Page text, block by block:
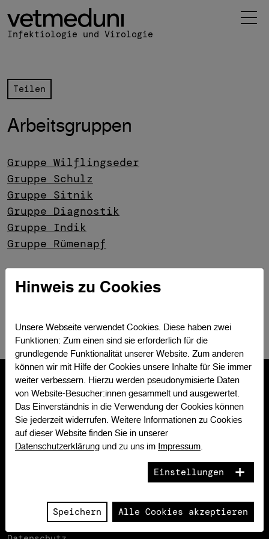
Virologie Navigation
Infektiologie und Virologie
Teilen
Arbeitsgruppen
Gruppe Wilflingseder
Gruppe Schulz
Gruppe Sitnik
Gruppe Diagnostik
Gruppe Indik
Gruppe Rümenapf
Zum Seitenanfang
Veterinärmedizinische Universität Wien
Veterinärplatz 1
1210 Wien
Newsletter
Impressum
Barrierefreiheit
Hinweis zu Cookies
Unsere Webseite verwendet Cookies. Diese haben zwei
Funktionen: Zum einen sind sie erforderlich für die
grundlegende Funktionalität unserer Website. Zum anderen
können wir mit Hilfe der Cookies unsere Inhalte für Sie immer
weiter verbessern. Hierzu werden pseudonymisierte Daten
von Website-Besucher:innen gesammelt und ausgewertet.
Das Einverständnis in die Verwendung der Cookies können
Sie jederzeit widerrufen. Weitere Informationen zu Cookies
auf dieser Website finden Sie in unserer
Datenschutzerklärung und zu uns im Impressum
Einstellungen
Speichern Alle Cookies akzeptieren